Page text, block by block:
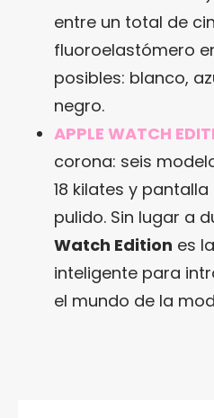
entre un total de
fluoroelastómero
posibles: blanco,
negro.
APPLE WATCH
corona: seis
18 kilates y
pulido. Sin lugar a
Watch Edition es
inteligente para
el mundo de la